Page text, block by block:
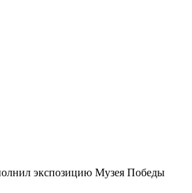
экспозицию Музея Победы